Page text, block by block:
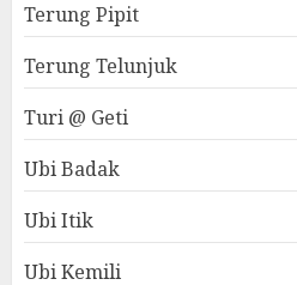
Terung Pipit
Terung Telunjuk
Turi @ Geti
Ubi Badak
Ubi Itik
Ubi Kemili